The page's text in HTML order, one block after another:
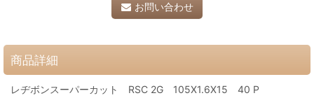
お問い合わせ
商品詳細
レヂボンスーパーカット RSC 2G 105X1.6X15 40 P